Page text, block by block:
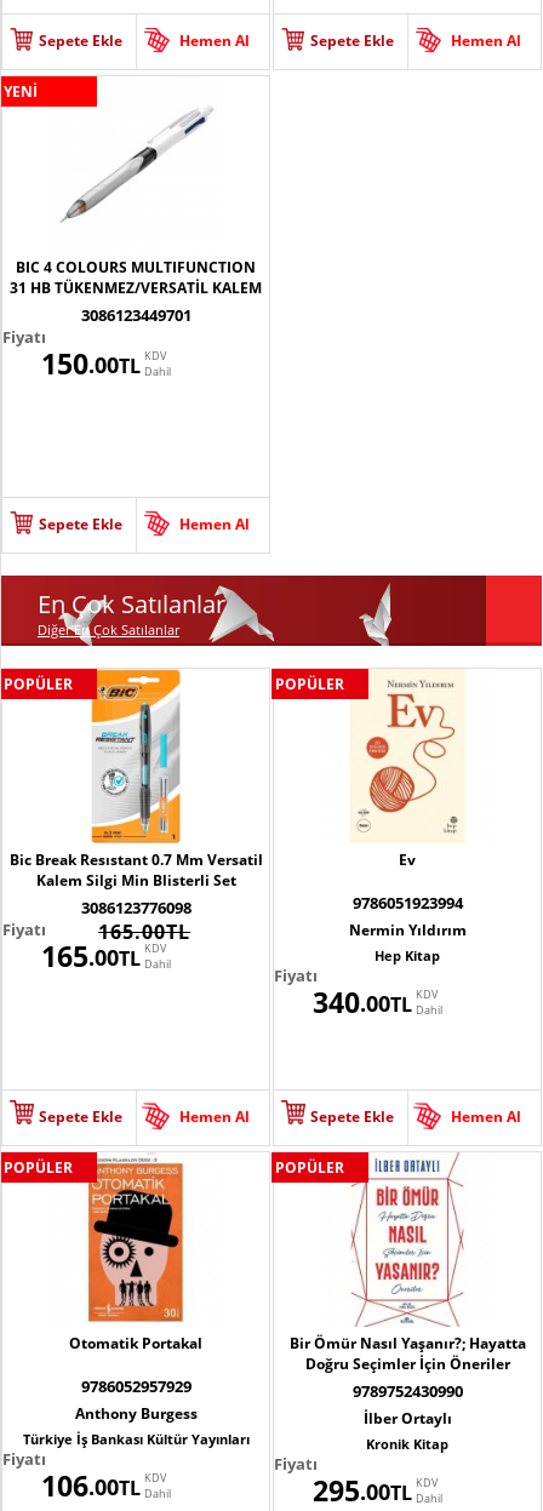
Hemen Al
Sepete Ekle Hemen Al
Sepete Ekle
YENİ
BIC 4 COLOURS MULTIFUNCTION
31 HB TÜKENMEZ/VERSATİL KALEM
3086123449701
Fiyatı
KDV
Dahil
TL
.00
150
Hemen Al
Sepete Ekle
En Çok Satılanlar
Diğer En Çok Satılanlar
POPÜLER
Bic Break Resıstant 0.7 Mm Versatil
Kalem Silgi Min Blisterli Set
3086123776098
Fiyatı
165.00TL
KDV
Dahil
TL
.00
165
Hemen Al
Sepete Ekle
POPÜLER
Ev
9786051923994
Nermin Yıldırım
Hep Kitap
Fiyatı
KDV
Dahil
TL
.00
340
Hemen Al
Sepete Ekle
POPÜLER
Otomatik Portakal
9786052957929
Anthony Burgess
Türkiye İş Bankası Kültür Yayınları
Fiyatı
KDV
Dahil
TL
.00
106
POPÜLER
Bir Ömür Nasıl Yaşanır?; Hayatta
Doğru Seçimler İçin Öneriler
9789752430990
İlber Ortaylı
Kronik Kitap
Fiyatı
KDV
Dahil
TL
.00
295